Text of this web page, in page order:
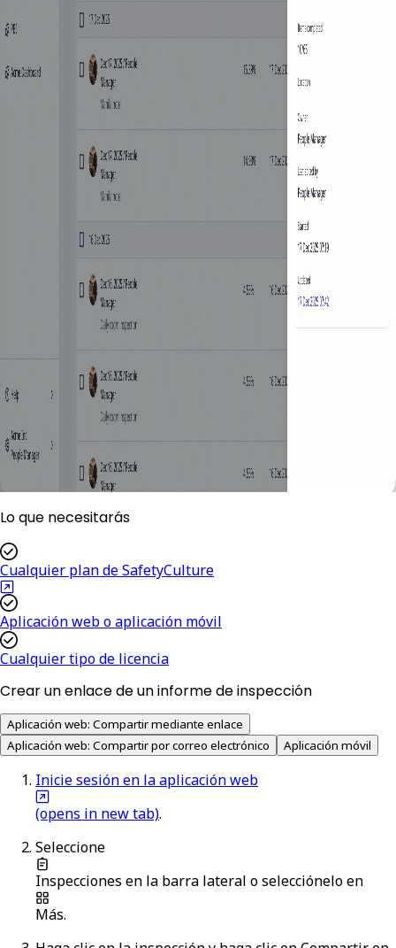
Lo que necesitarás
Cualquier plan de SafetyCulture
Aplicación web o aplicación móvil
Cualquier tipo de licencia
Crear un enlace de un informe de inspección
Aplicación web: Compartir mediante enlace
Aplicación web: Compartir por correo electrónico
Aplicación móvil
Inicie sesión en la aplicación web
(opens in new tab).
Seleccione
Inspecciones en la barra lateral o selecciónelo en
Más.